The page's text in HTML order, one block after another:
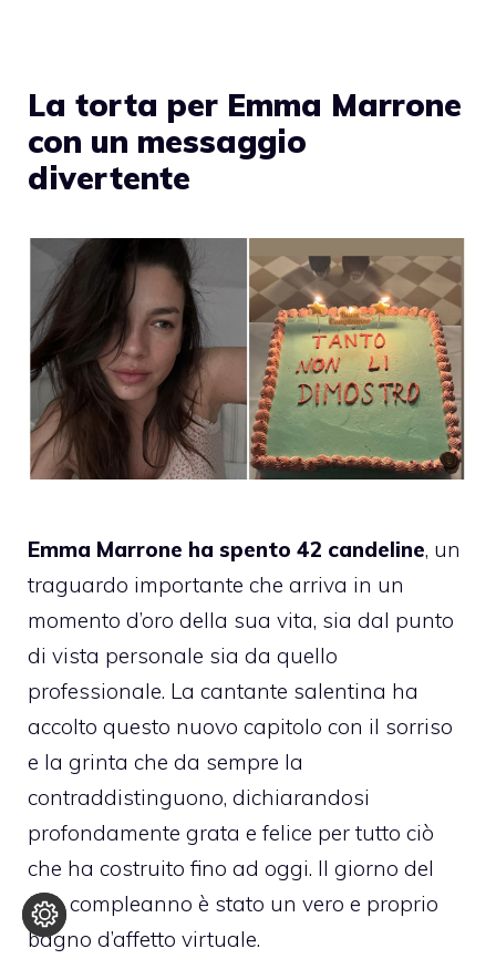
La torta per Emma Marrone
con un messaggio
divertente
Emma Marrone ha spento 42 candeline, un
traguardo importante che arriva in un
momento d’oro della sua vita, sia dal punto
di vista personale sia da quello
professionale. La cantante salentina ha
accolto questo nuovo capitolo con il sorriso
e la grinta che da sempre la
contraddistinguono, dichiarandosi
profondamente grata e felice per tutto ciò
che ha costruito fino ad oggi. Il giorno del
suo compleanno è stato un vero e proprio
bagno d’affetto virtuale.